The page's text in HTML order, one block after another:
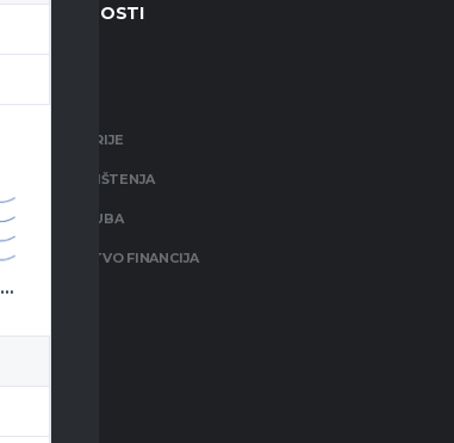
RK KARLOVAC
FORMALNOSTI
O NAMA
FOTO GALERIJE
UVJETI KORIŠTENJA
STATUT KLUBA
MINISTARSTVO FINANCIJA
KONTAKT